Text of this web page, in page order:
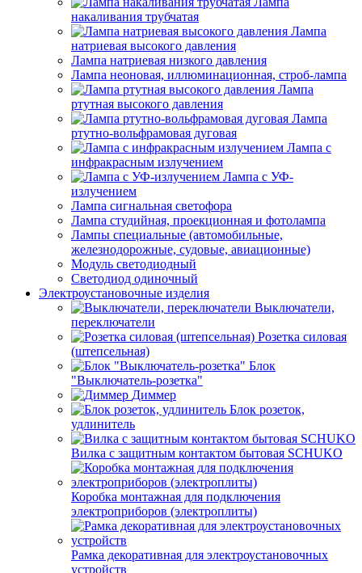
накаливания трубчатая
Лампа
натриевая высокого давления
Лампа натриевая низкого давления
Лампа неоновая, иллюминационная, строб-лампа
Лампа
ртутная высокого давления
Лампа
ртутно-вольфрамовая дуговая
Лампа с
инфракрасным излучением
Лампа с УФ-
излучением
Лампа сигнальная светофора
Лампа студийная, проекционная и фотолампа
Лампы специальные (автомобильные,
железнодорожные, судовые, авиационные)
Модуль светодиодный
Светодиод одиночный
Электроустановочные изделия
Выключатели,
переключатели
Розетка силовая
(штепсельная)
Блок
"Выключатель-розетка"
Диммер
Блок розеток,
удлинитель
Вилка с защитным контактом бытовая SCHUKO
Коробка монтажная для подключения
электроприборов (электроплиты)
Рамка декоративная для электроустановочных
устройств